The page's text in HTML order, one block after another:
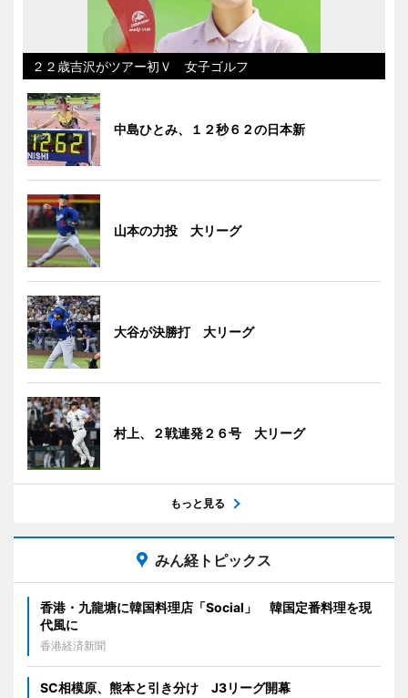
２２歳吉沢がツアー初Ｖ 女子ゴルフ
中島ひとみ、１２秒６２の日本新
山本の力投 大リーグ
大谷が決勝打 大リーグ
村上、２戦連発２６号 大リーグ
もっと見る
みん経トピックス
香港・九龍塘に韓国料理店「Social」 韓国定番料理を現
代風に
香港経済新聞
SC相模原、熊本と引き分け J3リーグ開幕